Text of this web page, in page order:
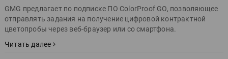
GMG предлагает по подписке ПО ColorProof GO, позволяющее
отправлять задания на получение цифровой контрактной
цветопробы через веб-браузер или со смартфона.
Читать далее